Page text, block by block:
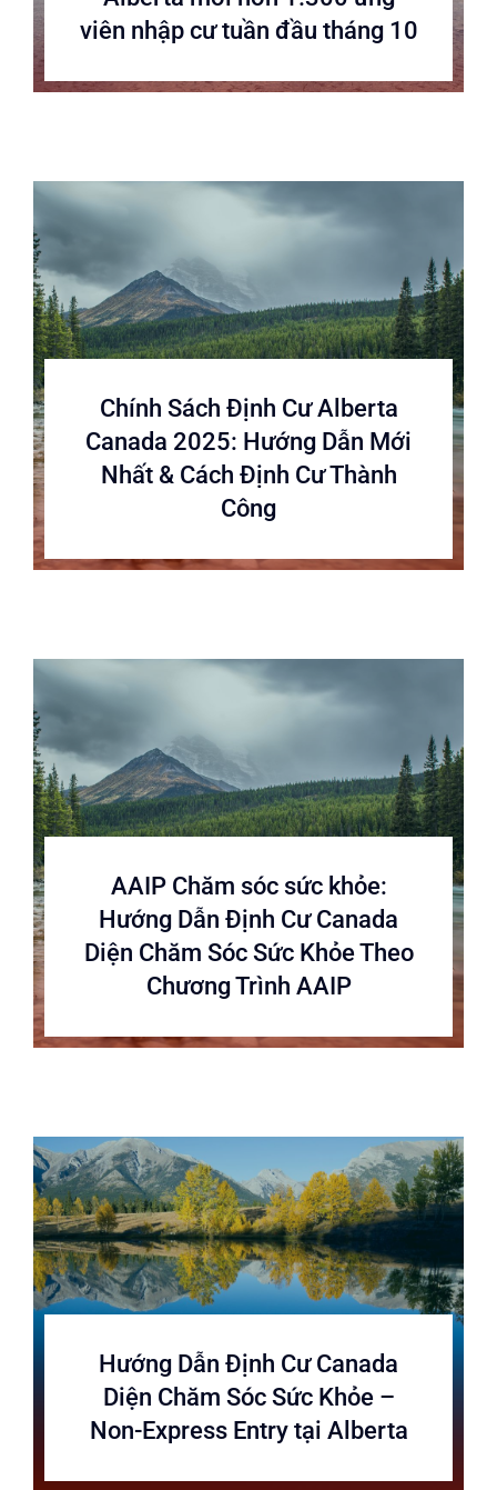
viên nhập cư tuần đầu tháng 10
Chính Sách Định Cư Alberta
Canada 2025: Hướng Dẫn Mới
Nhất & Cách Định Cư Thành
Công
AAIP Chăm sóc sức khỏe:
Hướng Dẫn Định Cư Canada
Diện Chăm Sóc Sức Khỏe Theo
Chương Trình AAIP
Hướng Dẫn Định Cư Canada
Diện Chăm Sóc Sức Khỏe –
Non-Express Entry tại Alberta